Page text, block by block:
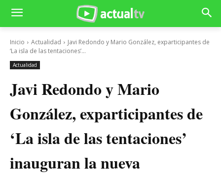
Inicio Actualidad
Javi Redondo y Mario González, exparticipantes de
‘La isla de las tentaciones’...
Actualidad
Javi Redondo y Mario
González, exparticipantes de
‘La isla de las tentaciones’
inauguran la nueva